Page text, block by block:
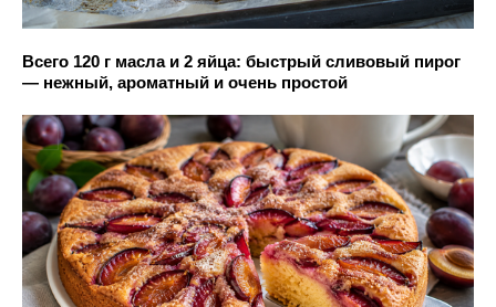
Всего 120 г масла и 2 яйца: быстрый сливовый пирог
— нежный, ароматный и очень простой